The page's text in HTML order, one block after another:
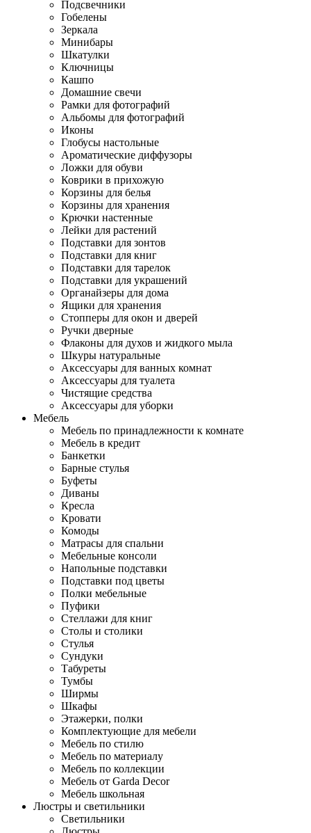
Подсвечники
Гобелены
Зеркала
Минибары
Шкатулки
Ключницы
Кашпо
Домашние свечи
Рамки для фотографий
Альбомы для фотографий
Иконы
Глобусы настольные
Ароматические диффузоры
Ложки для обуви
Коврики в прихожую
Корзины для белья
Корзины для хранения
Крючки настенные
Лейки для растений
Подставки для зонтов
Подставки для книг
Подставки для тарелок
Подставки для украшений
Органайзеры для дома
Ящики для хранения
Стопперы для окон и дверей
Ручки дверные
Флаконы для духов и жидкого мыла
Шкуры натуральные
Аксессуары для ванных комнат
Аксессуары для туалета
Чистящие средства
Аксессуары для уборки
Мебель
Мебель по принадлежности к комнате
Мебель в кредит
Банкетки
Барные стулья
Буфеты
Диваны
Кресла
Кровати
Комоды
Матрасы для спальни
Мебельные консоли
Напольные подставки
Подставки под цветы
Полки мебельные
Пуфики
Стеллажи для книг
Столы и столики
Стулья
Сундуки
Табуреты
Тумбы
Ширмы
Шкафы
Этажерки, полки
Комплектующие для мебели
Мебель по стилю
Мебель по материалу
Мебель по коллекции
Мебель от Garda Decor
Мебель школьная
Люстры и светильники
Светильники